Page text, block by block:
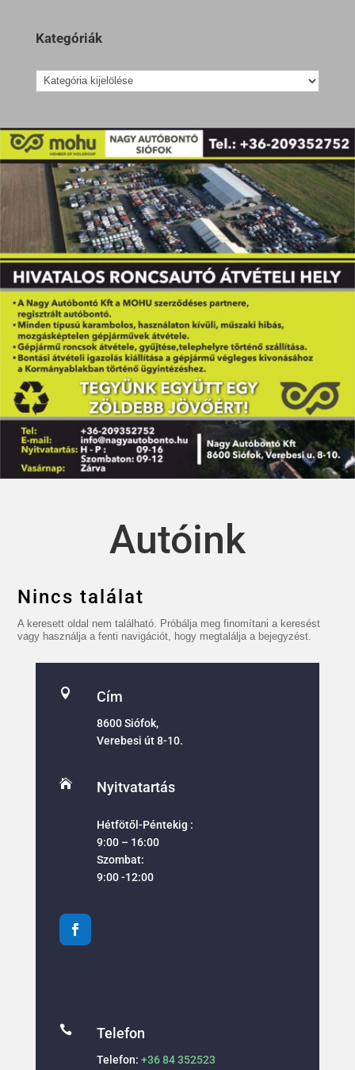
Kategóriák
Kategóriák
Autóink
Nincs találat
A keresett oldal nem található. Próbálja meg finomítani a keresést
vagy használja a fenti navigációt, hogy megtalálja a bejegyzést.
 Cím
8600 Siófok,
Verebesi út 8-10.
 Nyitvatartás
Hétfötől-Péntekig :
9:00 – 16:00
Szombat:
9:00 -12:00
 Telefon
Telefon: +36 84 352523